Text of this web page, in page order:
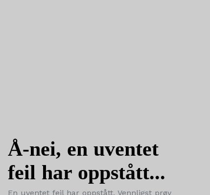
Å-nei, en uventet
feil har oppstått...
En uventet feil har oppstått. Vennligst prøv